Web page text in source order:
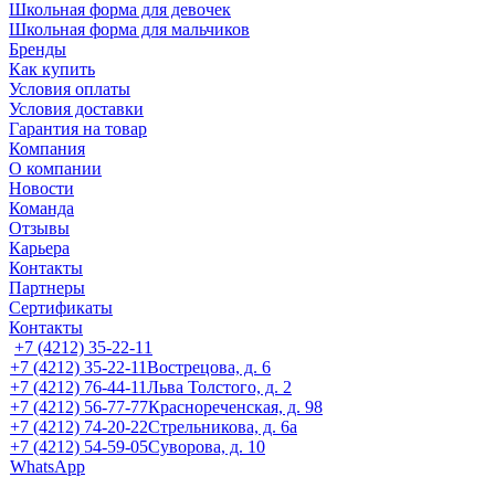
Школьная форма для девочек
Школьная форма для мальчиков
Бренды
Как купить
Условия оплаты
Условия доставки
Гарантия на товар
Компания
О компании
Новости
Команда
Отзывы
Карьера
Контакты
Партнеры
Сертификаты
Контакты
+7 (4212) 35-22-11
+7 (4212) 35-22-11Вострецова, д. 6
+7 (4212) 76-44-11Льва Толстого, д. 2
+7 (4212) 56-77-77Краснореченская, д. 98
+7 (4212) 74-20-22Стрельникова, д. 6а
+7 (4212) 54-59-05Суворова, д. 10
WhatsApp